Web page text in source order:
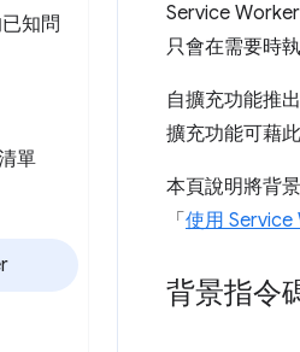
知問
單
Service
只會在需要時
自擴充功能推
擴充功能可藉
本頁說明將背
「 使用
背景指令